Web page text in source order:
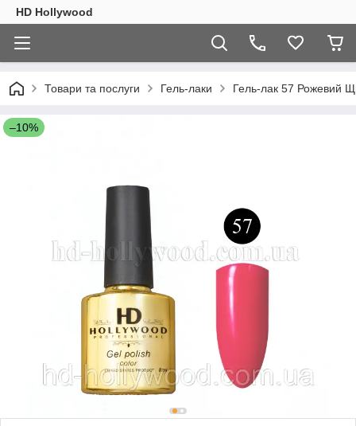
HD Hollywood
Товари та послуги Гель-лаки Гель-лак 57 Рожевий
–10%